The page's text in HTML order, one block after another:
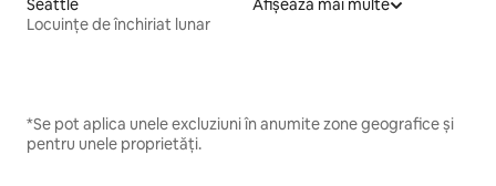
Seattle
Locuințe de închiriat lunar
Afișează mai multe
*Se pot aplica unele excluziuni în anumite zone geografice și
pentru unele proprietăți.